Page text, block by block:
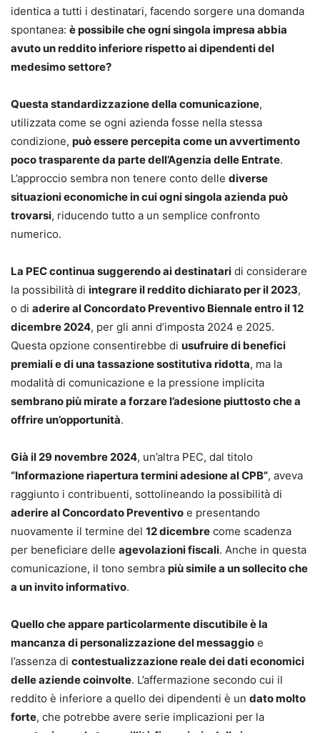
identica a tutti i destinatari, facendo sorgere una domanda
spontanea: è possibile che ogni singola impresa abbia
avuto un reddito inferiore rispetto ai dipendenti del
medesimo settore?
Questa standardizzazione della comunicazione,
utilizzata come se ogni azienda fosse nella stessa
condizione, può essere percepita come un avvertimento
poco trasparente da parte dell’Agenzia delle Entrate.
L’approccio sembra non tenere conto delle diverse
situazioni economiche in cui ogni singola azienda può
trovarsi, riducendo tutto a un semplice confronto
numerico.
La PEC continua suggerendo ai destinatari di considerare
la possibilità di integrare il reddito dichiarato per il 2023,
o di aderire al Concordato Preventivo Biennale entro il 12
dicembre 2024, per gli anni d’imposta 2024 e 2025.
Questa opzione consentirebbe di usufruire di benefici
premiali e di una tassazione sostitutiva ridotta, ma la
modalità di comunicazione e la pressione implicita
sembrano più mirate a forzare l’adesione piuttosto che a
offrire un’opportunità.
Già il 29 novembre 2024, un’altra PEC, dal titolo
“Informazione riapertura termini adesione al CPB”, aveva
raggiunto i contribuenti, sottolineando la possibilità di
aderire al Concordato Preventivo e presentando
nuovamente il termine del 12 dicembre come scadenza
per beneficiare delle agevolazioni fiscali. Anche in questa
comunicazione, il tono sembra più simile a un sollecito che
a un invito informativo.
Quello che appare particolarmente discutibile è la
mancanza di personalizzazione del messaggio e
l’assenza di contestualizzazione reale dei dati economici
delle aziende coinvolte. L’affermazione secondo cui il
reddito è inferiore a quello dei dipendenti è un dato molto
forte, che potrebbe avere serie implicazioni per la